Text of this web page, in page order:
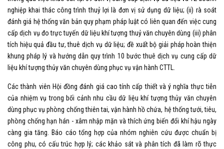
nghiệp khai thác công trình thuỷ lợi là đơn vị sử dụng dữ liệu; (ii) rà soát
đánh giá hệ thống văn bản quy phạm pháp luật có liên quan đến việc cung
cấp dịch vụ đo trực tuyến dữ liệu khí tượng thuỷ văn chuyên dùng (iii) phân
tích hiệu quả đầu tư, thuê dịch vụ dữ liệu; đề xuất bộ giải pháp hoàn thiện
khung pháp lý và hướng dẫn quy trình 10 bước thuê dịch vụ cung cấp dữ
liệu khí tượng thủy văn chuyên dùng phục vụ vận hành CTTL.
Các thành viên Hội đồng đánh giá cao tính cấp thiết và ý nghĩa thực tiễn
của nhiệm vụ trong bối cảnh nhu cầu dữ liệu khí tượng thủy văn chuyên
dùng phục vụ phòng chống thiên tai, vận hành hồ chứa, hệ thống tưới, tiêu,
phòng chống hạn hán -xâm nhập mặn và thích ứng biến đổi khí hậu ngày
càng gia tăng. Báo cáo tổng hợp của nhóm nghiên cứu được chuẩn bị
công phu, có cấu trúc hợp lý; các khảo sát và phân tích đã làm rõ thực